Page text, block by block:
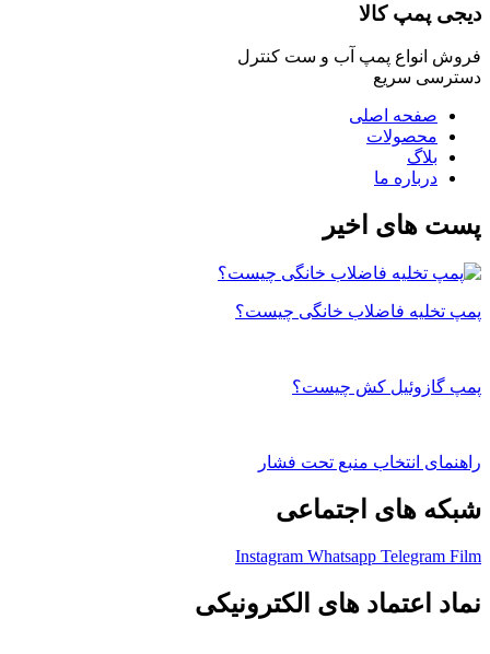
دیجی پمپ کالا
فروش انواع پمپ آب و ست کنترل
دسترسی سریع
صفحه اصلی
محصولات
بلاگ
درباره ما
پست های اخیر
پمپ تخلیه فاضلاب خانگی چیست؟
پمپ گازوئیل کش چیست؟
راهنمای انتخاب منبع تحت فشار
شبکه های اجتماعی
Instagram Whatsapp Telegram Film
نماد اعتماد های الکترونیکی